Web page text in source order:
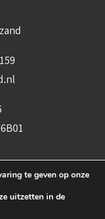
te geven op onze
uitzetten in de